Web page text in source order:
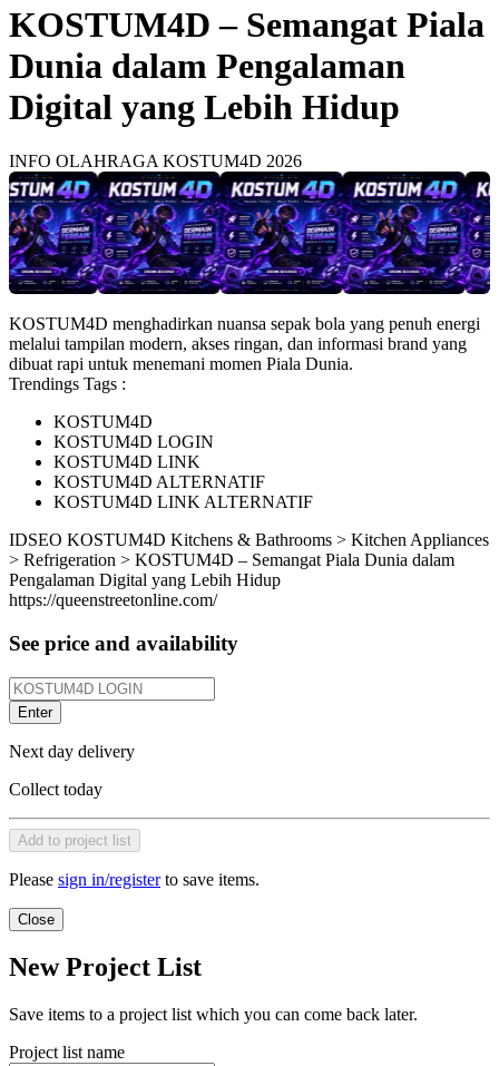
KOSTUM4D – Semangat Piala
Dunia dalam Pengalaman
Digital yang Lebih Hidup
INFO OLAHRAGA KOSTUM4D 2026
KOSTUM4D menghadirkan nuansa sepak bola yang penuh energi
melalui tampilan modern, akses ringan, dan informasi brand yang
dibuat rapi untuk menemani momen Piala Dunia.
Trendings Tags :
KOSTUM4D
KOSTUM4D LOGIN
KOSTUM4D LINK
KOSTUM4D ALTERNATIF
KOSTUM4D LINK ALTERNATIF
IDSEO KOSTUM4D Kitchens & Bathrooms > Kitchen Appliances
> Refrigeration > KOSTUM4D – Semangat Piala Dunia dalam
Pengalaman Digital yang Lebih Hidup
https://queenstreetonline.com/
See price and availability
Enter
Next day delivery
Collect today
Add to project list
Please sign in/registerto save items.
Close
New Project List
Save items to a project list which you can come back later.
Project list name